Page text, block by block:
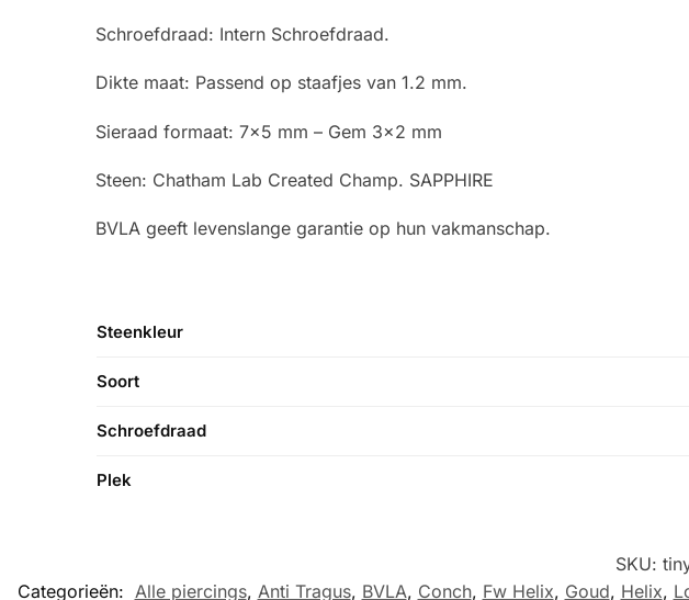
Schroefdraad: Intern Schroefdraad.
Dikte maat: Passend op staafjes van 1.2 mm.
Sieraad formaat: 7×5 mm – Gem 3×2 mm
Steen: Chatham Lab Created Champ. SAPPHIRE
BVLA geeft levenslange garantie op hun vakmanschap.
Steenkleur
Soort
Schroefdraad
Plek
SKU:
Categorieën: Alle piercings, Anti Tragus, BVLA, Conch, Fw Helix, Goud, Helix,